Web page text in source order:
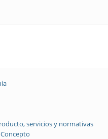
servicios y normativas